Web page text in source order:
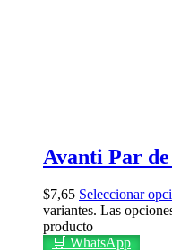
Avanti Par
$7,65 Seleccionar
variantes. Las
producto
🛒 WhatsApp